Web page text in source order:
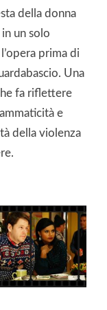
della donna
in un solo
l’opera prima di
Una
fa riflettere
e
della violenza